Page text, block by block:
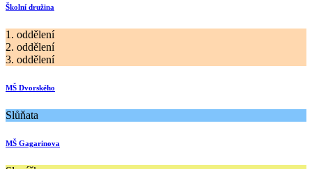
Školní družina
1. oddělení
2. oddělení
3. oddělení
MŠ Dvorského
Slůňata
MŠ Gagarinova